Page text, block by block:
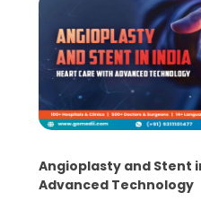
Angioplasty and Stent
Advanced Technology